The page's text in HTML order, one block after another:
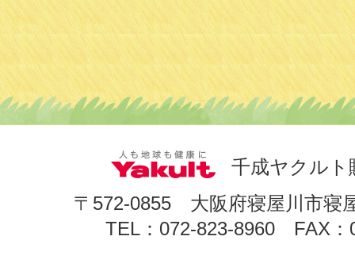
千成ヤクルト
〒572-0855 大阪府寝屋川市寝
TEL：072-823-8960 FAX：